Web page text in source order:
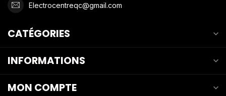
Electrocentreqc@gmail.com
CATÉGORIES
INFORMATIONS
MON COMPTE